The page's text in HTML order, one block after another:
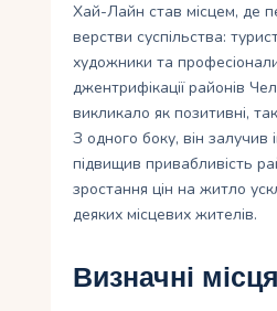
Хай-Лайн став місцем, де
верстви суспільства:
художники та
джентрифікації районів
викликало як позитивні,
З одного боку, він залучив
підвищив привабливість
зростання цін на житло
деяких місцевих жителів.
Визначні